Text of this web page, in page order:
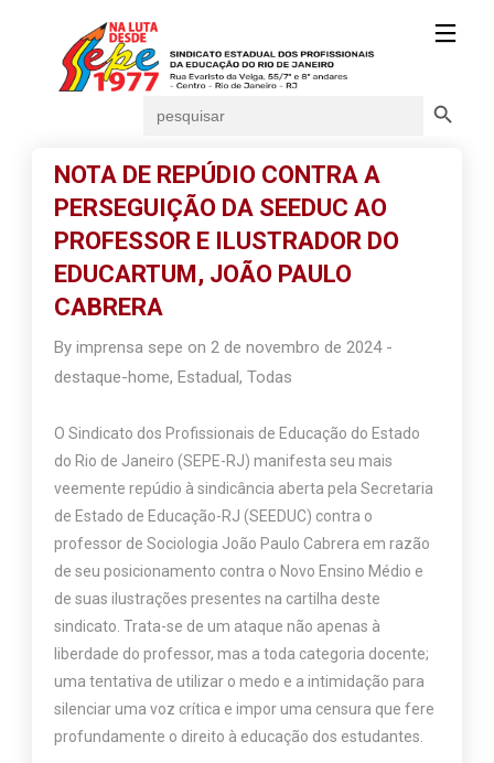
for:
NOTA DE REPÚDIO CONTRA A
PERSEGUIÇÃO DA SEEDUC AO
PROFESSOR E ILUSTRADOR DO
EDUCARTUM, JOÃO PAULO
CABRERA
Byimprensa sepe on2 de novembro de 2024 -
destaque-home,Estadual,Todas
O Sindicato dos Profissionais de Educação do Estado
do Rio de Janeiro (SEPE-RJ) manifesta seu mais
veemente repúdio à sindicância aberta pela Secretaria
de Estado de Educação-RJ (SEEDUC) contra o
professor de Sociologia João Paulo Cabrera em razão
de seu posicionamento contra o Novo Ensino Médio e
de suas ilustrações presentes na cartilha deste
sindicato. Trata-se de um ataque não apenas à
liberdade do professor, mas a toda categoria docente;
uma tentativa de utilizar o medo e a intimidação para
silenciar uma voz crítica e impor uma censura que fere
profundamente o direito à educação dos estudantes.